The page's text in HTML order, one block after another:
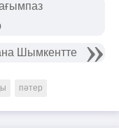
Шымкентте
пәтер